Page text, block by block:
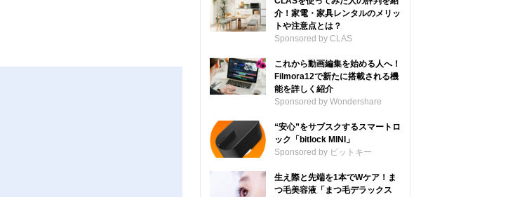
介！家電・家具レンタルのメリッ
トや注意点とは？
Sponsored by CLAS
これから動画編集を始める人へ！
Filmora12で新たに搭載される機
能を詳しく紹介
Sponsored by Wondershare
“安心”をサブスクするスマートロ
ック「bitlock MINI」
Sponsored by ビットキー
生え際と先端を1本でWケア！ま
つ毛美容液「まつ毛デラックス